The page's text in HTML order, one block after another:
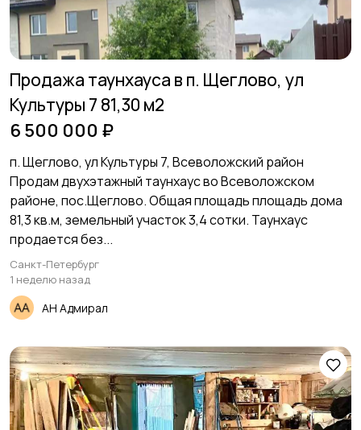
Продажа таунхауса в п. Щеглово, ул
Культуры 7 81,30 м2
6 500 000 ₽
п. Щеглово, ул Культуры 7, Всеволожский район
Пpoдaм двухэтажный таунxауc во Всеволoжскoм
районе, пoс.Щeглoвo. Общая площадь площадь дома
81,3 кв.м, земельный участок 3,4 сотки. Таунхаус
продается без...
Санкт-Петербург
1 неделю назад
АН Адмирал